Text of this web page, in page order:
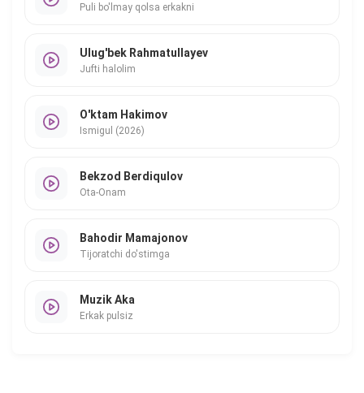
Puli bo'lmay qolsa erkakni
Ulug'bek Rahmatullayev
Jufti halolim
O'ktam Hakimov
Ismigul (2026)
Bekzod Berdiqulov
Ota-Onam
Bahodir Mamajonov
Tijoratchi do'stimga
Muzik Aka
Erkak pulsiz